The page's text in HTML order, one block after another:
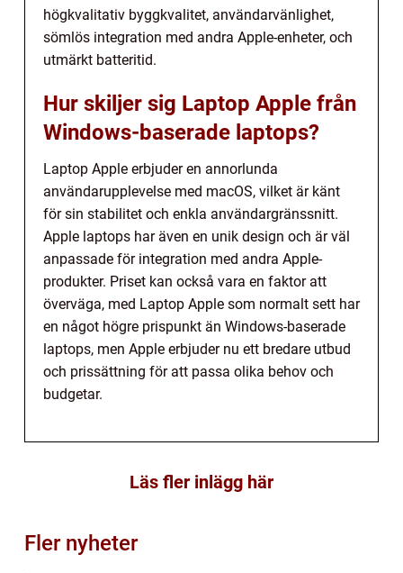
högkvalitativ byggkvalitet, användarvänlighet,
sömlös integration med andra Apple-enheter, och
utmärkt batteritid.
Hur skiljer sig Laptop Apple från
Windows-baserade laptops?
Laptop Apple erbjuder en annorlunda
användarupplevelse med macOS, vilket är känt
för sin stabilitet och enkla användargränssnitt.
Apple laptops har även en unik design och är väl
anpassade för integration med andra Apple-
produkter. Priset kan också vara en faktor att
överväga, med Laptop Apple som normalt sett har
en något högre prispunkt än Windows-baserade
laptops, men Apple erbjuder nu ett bredare utbud
och prissättning för att passa olika behov och
budgetar.
Läs fler inlägg här
Fler nyheter